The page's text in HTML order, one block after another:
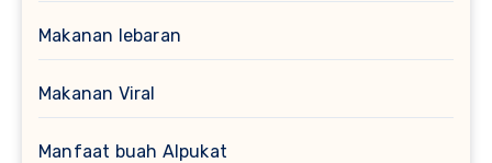
Makanan lebaran
Makanan Viral
Manfaat buah Alpukat